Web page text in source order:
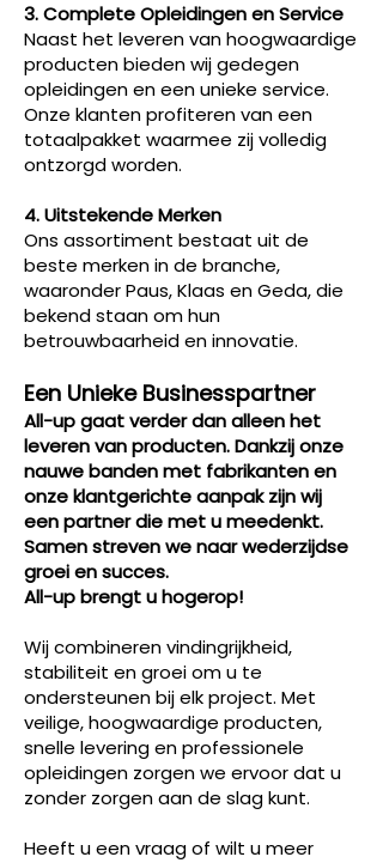
3. Complete Opleidingen en Service
Naast het leveren van hoogwaardige
producten bieden wij gedegen
opleidingen en een unieke service.
Onze klanten profiteren van een
totaalpakket waarmee zij volledig
ontzorgd worden.
4. Uitstekende Merken
Ons assortiment bestaat uit de
beste merken in de branche,
waaronder Paus, Klaas en Geda, die
bekend staan om hun
betrouwbaarheid en innovatie.
Een Unieke Businesspartner
All-up gaat verder dan alleen het
leveren van producten. Dankzij onze
nauwe banden met fabrikanten en
onze klantgerichte aanpak zijn wij
een partner die met u meedenkt.
Samen streven we naar wederzijdse
groei en succes.
All-up brengt u hogerop!
Wij combineren vindingrijkheid,
stabiliteit en groei om u te
ondersteunen bij elk project. Met
veilige, hoogwaardige producten,
snelle levering en professionele
opleidingen zorgen we ervoor dat u
zonder zorgen aan de slag kunt.
Heeft u een vraag of wilt u meer